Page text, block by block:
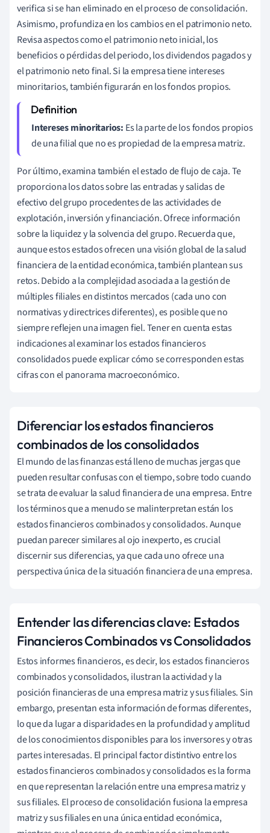
verifica si se han eliminado en el proceso de consolidación.
Asimismo, profundiza en los cambios en el patrimonio neto.
Revisa aspectos como el patrimonio neto inicial, los
beneficios o pérdidas del periodo, los dividendos pagados y
el patrimonio neto final. Si la empresa tiene intereses
minoritarios, también figurarán en los fondos propios.
Intereses minoritarios: Es la parte de los fondos propios
de una filial que no es propiedad de la empresa matriz.
Por último, examina también el estado de flujo de caja. Te
proporciona los datos sobre las entradas y salidas de
efectivo del grupo procedentes de las actividades de
explotación, inversión y financiación. Ofrece información
sobre la liquidez y la solvencia del grupo. Recuerda que,
aunque estos estados ofrecen una visión global de la salud
financiera de la entidad económica, también plantean sus
retos. Debido a la complejidad asociada a la gestión de
múltiples filiales en distintos mercados (cada uno con
normativas y directrices diferentes), es posible que no
siempre reflejen una imagen fiel. Tener en cuenta estas
indicaciones al examinar los estados financieros
consolidados puede explicar cómo se corresponden estas
cifras con el panorama macroeconómico.
Diferenciar los estados financieros
combinados de los consolidados
El mundo de las finanzas está lleno de muchas jergas que
pueden resultar confusas con el tiempo, sobre todo cuando
se trata de evaluar la salud financiera de una empresa. Entre
los términos que a menudo se malinterpretan están los
estados financieros combinados y consolidados. Aunque
puedan parecer similares al ojo inexperto, es crucial
discernir sus diferencias, ya que cada uno ofrece una
perspectiva única de la situación financiera de una empresa.
Entender las diferencias clave: Estados
Financieros Combinados vs Consolidados
Estos informes financieros, es decir, los estados financieros
combinados y consolidados, ilustran la actividad y la
posición financieras de una empresa matriz y sus filiales. Sin
embargo, presentan esta información de formas diferentes,
lo que da lugar a disparidades en la profundidad y amplitud
de los conocimientos disponibles para los inversores y otras
partes interesadas. El principal factor distintivo entre los
estados financieros combinados y consolidados es la forma
en que representan la relación entre una empresa matriz y
sus filiales. El proceso de consolidación fusiona la empresa
matriz y sus filiales en una única entidad económica,